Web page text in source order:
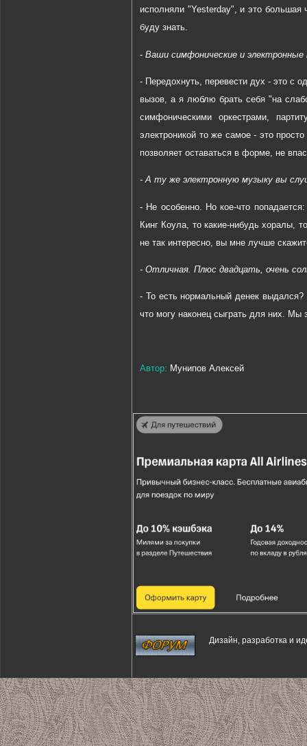
исполняли "Yesterday", и это большая
буду знать.
- Ваши симфонические и
- Передохнуть, перевести дух - это с
вызов, а я люблю брать себя "на
симфоническими оркестрами,
электроникой то же самое - это
позволяет оставаться в форме, не
- А ту же электронную музыку вы
- Не особенно. Но кое-что
Кинг Коула, то какие-нибудь хоралы,
не так интересно, вы мне лучше
- Отличная. Плюс двадцать, очень
- То есть нормальный денек
что могу наконец сыграть для них.
Автор: Мунипов Алексей
Дизайн, разработка и